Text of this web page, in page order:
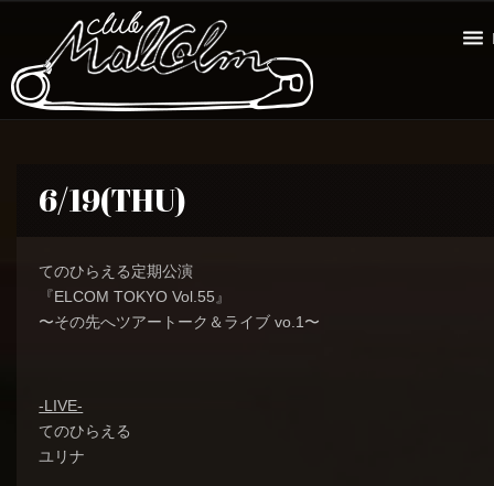
6/19(THU)
てのひらえる定期公演
『ELCOM TOKYO Vol.55』
〜その先へツアートーク＆ライブ vo.1〜
-LIVE-
てのひらえる
ユリナ